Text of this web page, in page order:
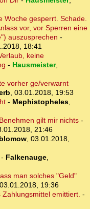
Woche gesperrt. Schade.
vor, vor Sperren eine
auszusprechen -
18:41
keine
- Hausmeister,
vorher ge/verwarnt
, 03.01.2018, 19:53
- Mephistopheles,
gilt mir nichts-
21:46
, 03.01.2018,
Falkenauge,
man solches "Geld"
03.01.2018, 19:36
Zahlungsmittel emittiert. -